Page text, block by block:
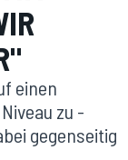
einen
zu -
gegenseitig